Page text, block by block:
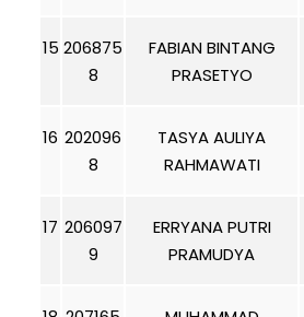
15 206875
8
FABIAN BINTANG
PRASETYO
16 202096
8
TASYA AULIYA
RAHMAWATI
17 206097
9
ERRYANA PUTRI
PRAMUDYA